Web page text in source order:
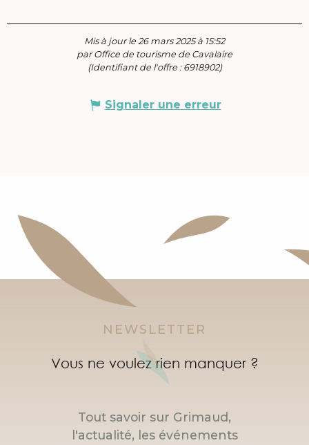
Mis à jour le 26 mars 2025 à 15:52
par Office de tourisme de Cavalaire
(Identifiant de l'offre : 6918902)
Signaler une erreur
NEWSLETTER
Vous ne voulez rien manquer ?
Tout savoir sur Grimaud,
l'actualité, les événements